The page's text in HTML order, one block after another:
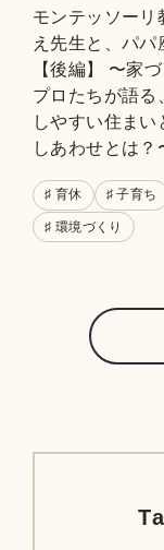
モンテッソーリ
え先生と、パパ
【後編】 〜家
プロたちが語る
しやすい住まい
しあわせとは？
♯ 育休 ♯ 子育ち
♯ 環境づくり